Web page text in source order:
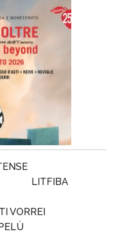
LITFIBA
VORREI